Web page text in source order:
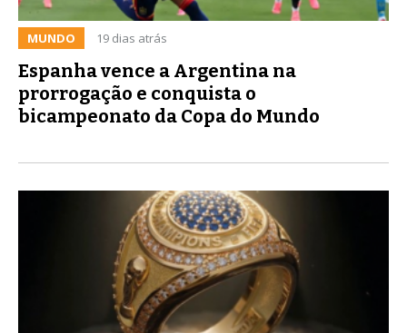
MUNDO 19 dias atrás
Espanha vence a Argentina na
prorrogação e conquista o
bicampeonato da Copa do Mundo